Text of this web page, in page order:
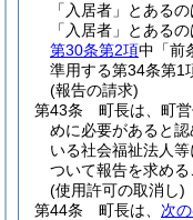
「入居者」とある
「入居者」とある
第30条第2項中「前
準用する第34条第1
(報告の請求)
第43条
町長は、町
めに必要があると
いる社会福祉法人
ついて報告を求める
(使用許可の取消し)
第44条
町長は、 次